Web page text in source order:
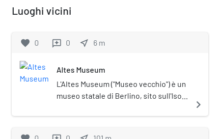
Luoghi vicini
favorite 0 reviews 0 near_me 6 m
Altes Museum
L'Altes Museum ("Museo vecchio") è un
museo statale di Berlino, sito sull'Isola
Königliches Museum ("museo reale"),
navigate_next